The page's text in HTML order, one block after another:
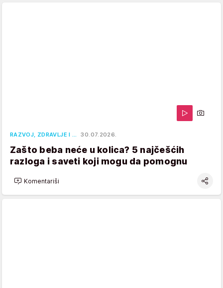
RAZVOJ, ZDRAVLJE I … 30.07.2026.
Zašto beba neće u kolica? 5 najčešćih
razloga i saveti koji mogu da pomognu
Komentariši